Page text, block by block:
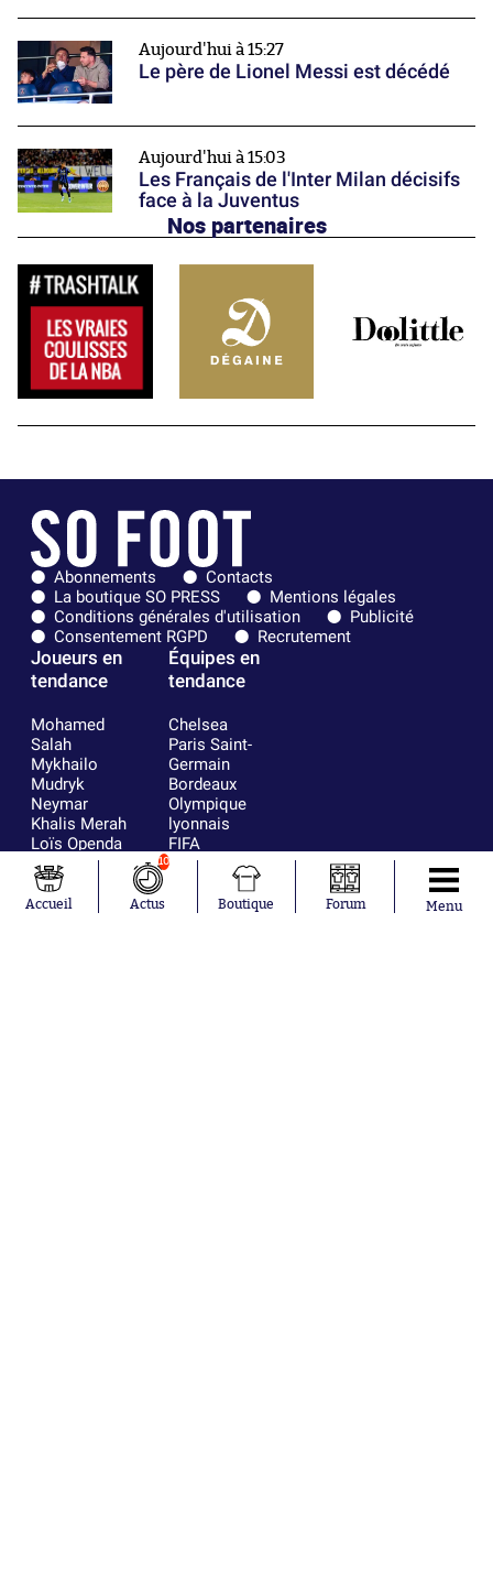
Aujourd'hui à 15:27
Le père de Lionel Messi est décédé
Aujourd'hui à 15:03
Les Français de l'Inter Milan décisifs
face à la Juventus
Nos partenaires
Abonnements
Contacts
La boutique SO PRESS
Mentions légales
Conditions générales d'utilisation
Publicité
Consentement RGPD
Recrutement
Joueurs en
tendance
Mohamed
Salah
Mykhailo
Mudryk
Neymar
Khalis Merah
Loïs Openda
Moussa
Niakhaté
Nicolás
Équipes en
tendance
Chelsea
Paris Saint-
Germain
Bordeaux
Olympique
lyonnais
FIFA
Real Madrid
RC Strasbourg
AC Milan
Accueil
10
Actus Boutique Forum Menu